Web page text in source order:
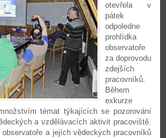
otevřela v
pátek
odpoledne
prohlídka
observatoře
za doprovodu
zdejších
pracovníků.
Během
exkurze
témat týkajících se pozorování
a vzdělávacích aktivit pracoviště.
a jejích vědeckých pracovníků